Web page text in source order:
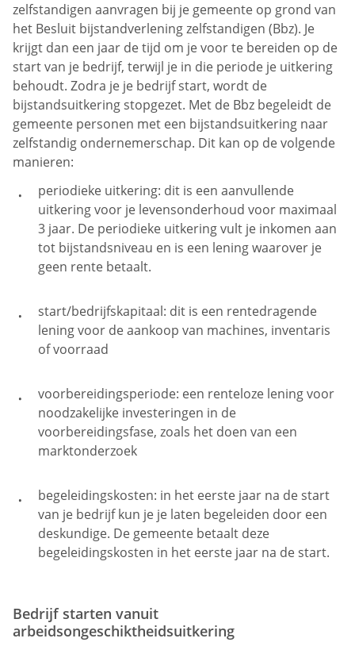
zelfstandigen aanvragen bij je gemeente op grond van
het Besluit bijstandverlening zelfstandigen (Bbz). Je
krijgt dan een jaar de tijd om je voor te bereiden op de
start van je bedrijf, terwijl je in die periode je uitkering
behoudt. Zodra je je bedrijf start, wordt de
bijstandsuitkering stopgezet. Met de Bbz begeleidt de
gemeente personen met een bijstandsuitkering naar
zelfstandig ondernemerschap. Dit kan op de volgende
manieren:
periodieke uitkering: dit is een aanvullende
uitkering voor je levensonderhoud voor maximaal
3 jaar. De periodieke uitkering vult je inkomen aan
tot bijstandsniveau en is een lening waarover je
geen rente betaalt.
start/bedrijfskapitaal: dit is een rentedragende
lening voor de aankoop van machines, inventaris
of voorraad
voorbereidingsperiode: een renteloze lening voor
noodzakelijke investeringen in de
voorbereidingsfase, zoals het doen van een
marktonderzoek
begeleidingskosten: in het eerste jaar na de start
van je bedrijf kun je je laten begeleiden door een
deskundige. De gemeente betaalt deze
begeleidingskosten in het eerste jaar na de start.
Bedrijf starten vanuit
arbeidsongeschiktheidsuitkering